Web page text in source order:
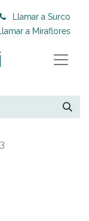
Llamar a Surco
Llamar a Miraflores